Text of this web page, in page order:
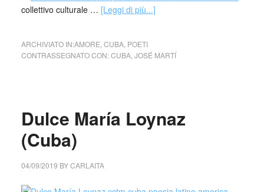
collettivo culturale … [Leggi di più...]
ARCHIVIATO IN:AMORE CUBA, POETI
CONTRASSEGNATO CON:CUBA, JOSÉ MARTÍ
Dulce María Loynaz
(Cuba)
04/09/2019 BYCARLAITA